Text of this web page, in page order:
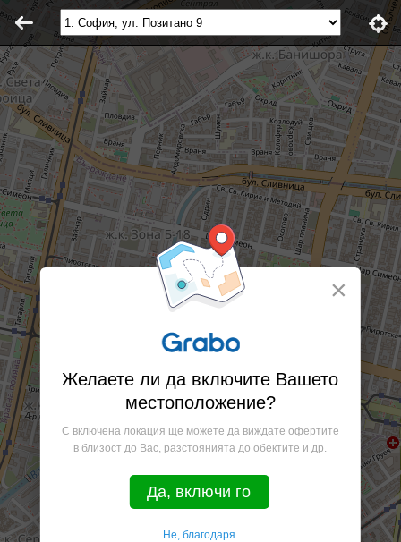
×
Желаете ли да включите Вашето
местоположение?
С включена локация ще можете да виждате офертите
в близост до Вас, разстоянията до обектите и др.
Да, включи го
Не, благодаря